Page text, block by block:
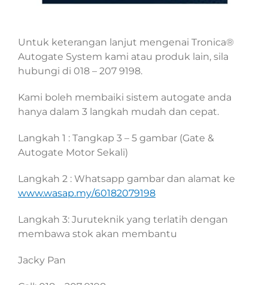
Untuk keterangan lanjut mengenai Tronica®
Autogate System kami atau produk lain, sila
hubungi di 018 – 207 9198.
Kami boleh membaiki sistem autogate anda
hanya dalam 3 langkah mudah dan cepat.
Langkah 1 : Tangkap 3 – 5 gambar (Gate &
Autogate Motor Sekali)
Langkah 2 : Whatsapp gambar dan alamat ke
www.wasap.my/60182079198
Langkah 3: Juruteknik yang terlatih dengan
membawa stok akan membantu
Jacky Pan